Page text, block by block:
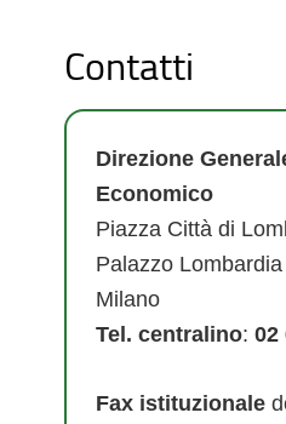
Contatti
Direzione
Economico
Piazza Città di
Palazzo
Milano
Tel. centralino: 02
Fax istituzionale